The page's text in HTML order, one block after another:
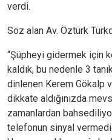
verdi.
Söz alan Av. Öztürk
“Şüpheyi gidermek için
kaldık, bu nedenle 3
dinlenen Kerem Gökalp
dikkate aldığınızda
zamanlardan
telefonun sinyal